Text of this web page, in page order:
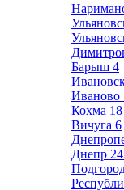
Барыш 4
Иваново
Кохма 18
Вичуга 6
Днепр